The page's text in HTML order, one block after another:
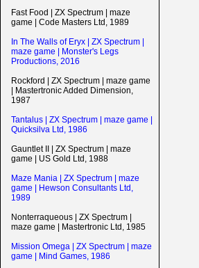
Fast Food | ZX Spectrum | maze
game | Code Masters Ltd, 1989
In The Walls of Eryx | ZX Spectrum |
maze game | Monster's Legs
Productions, 2016
Rockford | ZX Spectrum | maze game
| Mastertronic Added Dimension,
1987
Tantalus | ZX Spectrum | maze game |
Quicksilva Ltd, 1986
Gauntlet II | ZX Spectrum | maze
game | US Gold Ltd, 1988
Maze Mania | ZX Spectrum | maze
game | Hewson Consultants Ltd,
1989
Nonterraqueous | ZX Spectrum |
maze game | Mastertronic Ltd, 1985
Mission Omega | ZX Spectrum | maze
game | Mind Games, 1986